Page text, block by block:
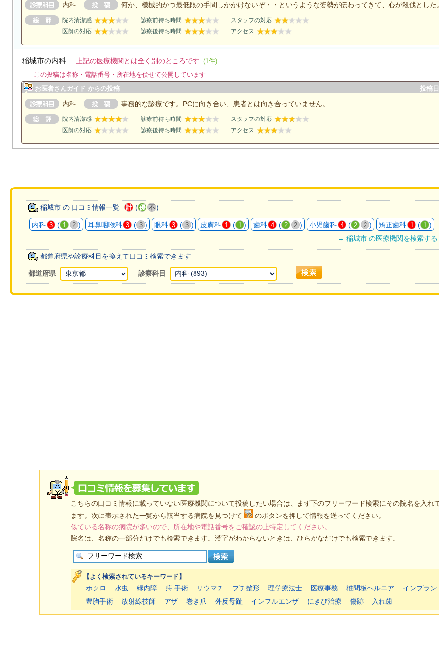
内科 何か、機械的かつ最低限の手間しかかけないぞ・・というような姿勢が伝わってきて、心が殺伐とした。
院内清潔感 診療前待ち時間
スタッフの対応
医師の対応
診療後待ち時間 アクセス
稲城市の内科 上記の医療機関とは全く別のところです (1件)
この投稿は名称・電話番号・所在地を伏せて公開しています
お医者さんガイド からの投稿
投稿
内科 事務的な診療です。PCに向き合い、患者とは向き合っていません。
院内清潔感 診療前待ち時間
スタッフの対応
医師の対応
診療後待ち時間 アクセス
稲城市 の 口コミ情報一覧 計 (優 不)
内科 3 ( 1 2 ) 耳鼻咽喉科 3 ( 3 ) 眼科 3 ( 3 ) 皮膚科 1 ( 1 ) 歯科 4 ( 2 2 ) 小児歯科 4 ( 2 2 ) 矯正歯科 1 ( 1 )
→ 稲城市 の医療機関を検索する
都道府県や診療科目を換えて口コミ検索できます
都道府県 診療科目
こちらの口コミ情報に載っていない医療機関について投稿したい場合は、まず下のフリーワード検索にその院名を入れ
ます。次に表示された一覧から該当する病院を見つけて
のボタンを押して情報を送ってください。
似ている名称の病院が多いので、所在地や電話番号をご確認の上特定してください。
院名は、名称の一部分だけでも検索できます。漢字がわからないときは、ひらがなだけでも検索できます。
【よく検索されているキーワード】
ホクロ 水虫 緑内障 痔 手術 リウマチ プチ整形 理学療法士 医療事務 椎間板ヘルニア
インプラン
豊胸手術
放射線技師 アザ 巻き爪 外反母趾 インフルエンザ にきび治療 傷跡 入れ歯